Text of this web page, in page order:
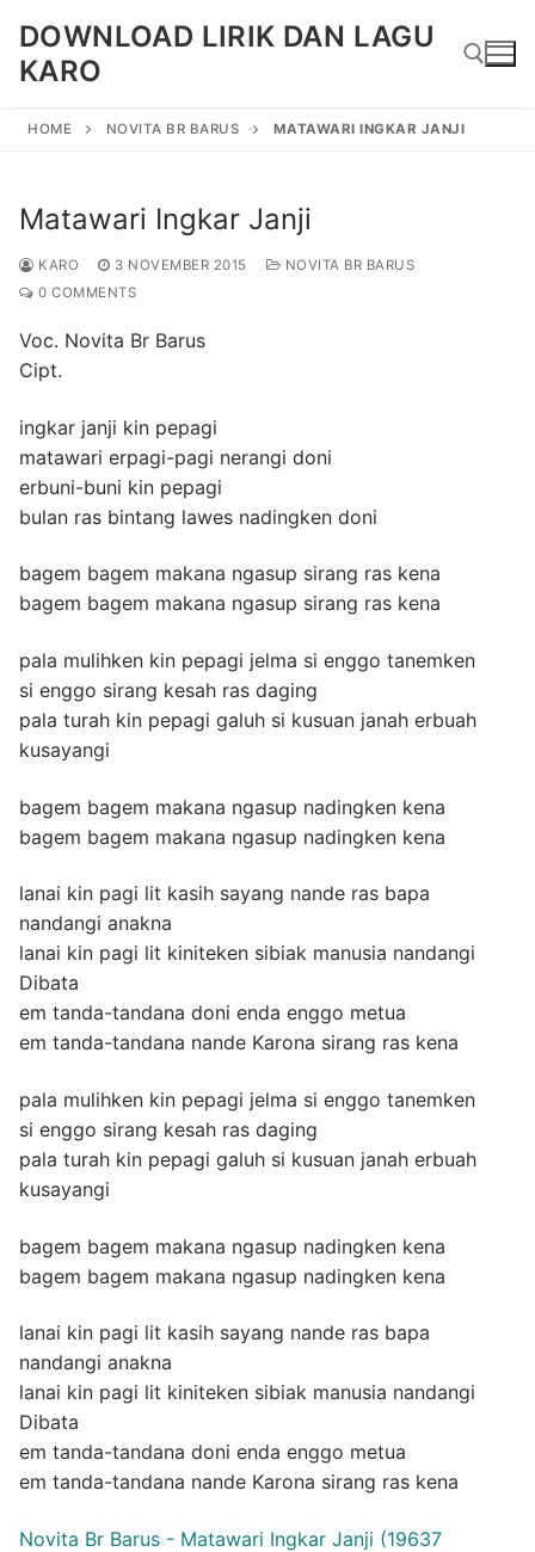
content
DOWNLOAD LIRIK DAN LAGU
KARO
HOME NOVITA BR BARUS MATAWARI INGKAR JANJI
Matawari Ingkar Janji
KARO 3 NOVEMBER 2015
NOVITA BR BARUS
0 COMMENTS
Voc. Novita Br Barus
Cipt.
ingkar janji kin pepagi
matawari erpagi-pagi nerangi doni
erbuni-buni kin pepagi
bulan ras bintang lawes nadingken doni
bagem bagem makana ngasup sirang ras kena
bagem bagem makana ngasup sirang ras kena
pala mulihken kin pepagi jelma si enggo tanemken
si enggo sirang kesah ras daging
pala turah kin pepagi galuh si kusuan janah erbuah
kusayangi
bagem bagem makana ngasup nadingken kena
bagem bagem makana ngasup nadingken kena
lanai kin pagi lit kasih sayang nande ras bapa
nandangi anakna
lanai kin pagi lit kiniteken sibiak manusia nandangi
Dibata
em tanda-tandana doni enda enggo metua
em tanda-tandana nande Karona sirang ras kena
pala mulihken kin pepagi jelma si enggo tanemken
si enggo sirang kesah ras daging
pala turah kin pepagi galuh si kusuan janah erbuah
kusayangi
bagem bagem makana ngasup nadingken kena
bagem bagem makana ngasup nadingken kena
lanai kin pagi lit kasih sayang nande ras bapa
nandangi anakna
lanai kin pagi lit kiniteken sibiak manusia nandangi
Dibata
em tanda-tandana doni enda enggo metua
em tanda-tandana nande Karona sirang ras kena
Novita Br Barus - Matawari Ingkar Janji (19637